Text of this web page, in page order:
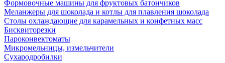
Формовочные машины для фруктовых батончиков
Меланжеры для шоколада и котлы для плавления шоколада
Столы охлаждающие для карамельных и конфетных масс
Бисквиторезки
Пароконвектоматы
Микромельницы, измельчители
Сухародробилки